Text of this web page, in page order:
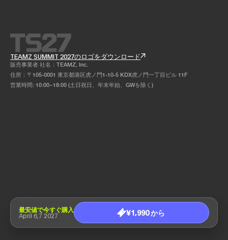
最安値で今すぐ購入
April 6,7 2027
¥1,990 から
TEAMZ SUMMIT 2027のロゴをダウンロード
販売事業者 社名：TEAMZ, Inc.
住所：〒105-0001 東京都港区虎ノ門1-10-5 KDX虎ノ門一丁目ビル 11F
営業時間: 10:00~18:00 (土日祝日、年末年始、GWを除く)